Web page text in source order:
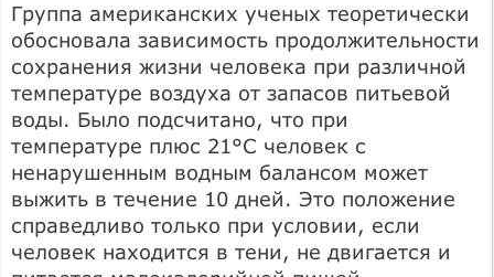
Группа американских ученых теоретически
обосновала зависимость продолжительности
сохранения жизни человека при различной
температуре воздуха от запасов питьевой
воды. Было подсчитано, что при
температуре плюс 21°С человек с
ненарушенным водным балансом может
выжить в течение 10 дней. Это положение
справедливо только при условии, если
человек находится в тени, не двигается и